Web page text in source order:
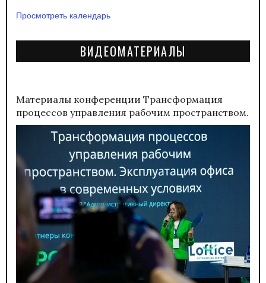
Просмотреть календарь
ВИДЕОМАТЕРИАЛЫ
Материалы конференции Трансформация
процессов управления рабочим пространством.